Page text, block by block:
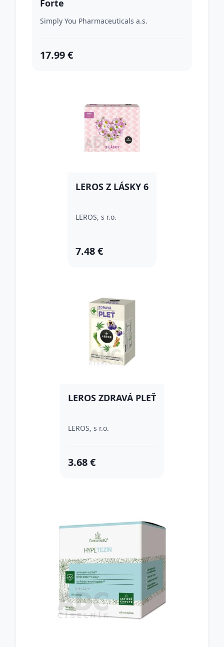
Forte
Simply You Pharmaceuticals a.s.
17.99 €
LEROS Z LÁSKY 6
LEROS, s r.o.
7.48 €
LEROS ZDRAVÁ PLEŤ
LEROS, s r.o.
3.68 €